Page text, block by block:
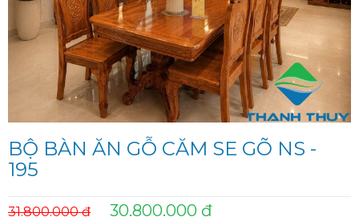
BỘ BÀN ĂN GỖ CĂM SE GÕ NS -
195
31.800.000 đ 30.800.000 đ